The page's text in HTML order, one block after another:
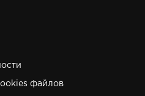
файлов